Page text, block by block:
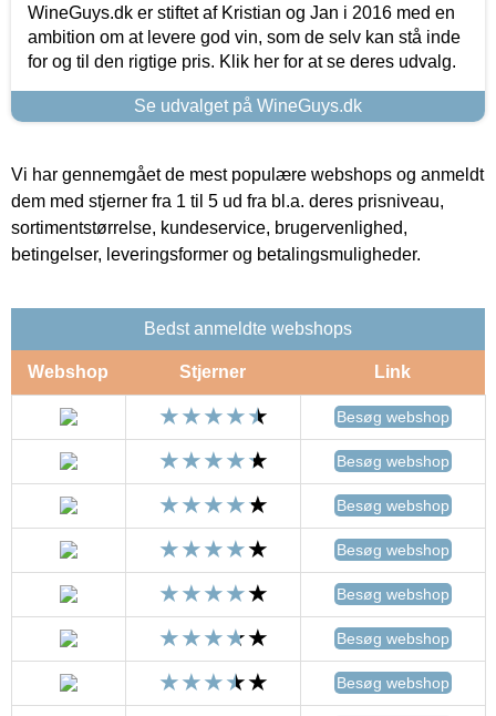
WineGuys.dk er stiftet af Kristian og Jan i 2016 med en
ambition om at levere god vin, som de selv kan stå inde
for og til den rigtige pris. Klik her for at se deres udvalg.
Se udvalget på WineGuys.dk
Vi har gennemgået de mest populære webshops og anmeldt
dem med stjerner fra 1 til 5 ud fra bl.a. deres prisniveau,
sortimentstørrelse, kundeservice, brugervenlighed,
betingelser, leveringsformer og betalingsmuligheder.
Bedst anmeldte webshops
Webshop Stjerner Link
Besøg webshop
Besøg webshop
Besøg webshop
Besøg webshop
Besøg webshop
Besøg webshop
Besøg webshop